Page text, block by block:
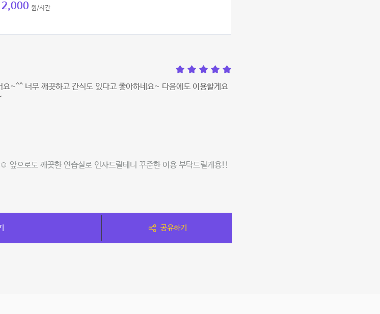
2,000 원/시간
요~^^ 너무 깨끗하고 간식도 있다고 좋아하네요~ 다음에도 이용할게요
앞으로도 깨끗한 연습실로 인사드릴테니 꾸준한 이용 부탁드릴게용!!
공유하기